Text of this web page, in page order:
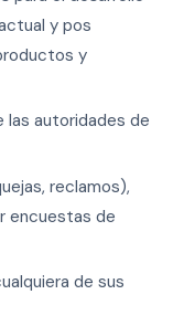
y pos
y
las autoridades de
reclamos),
encuestas de
de sus